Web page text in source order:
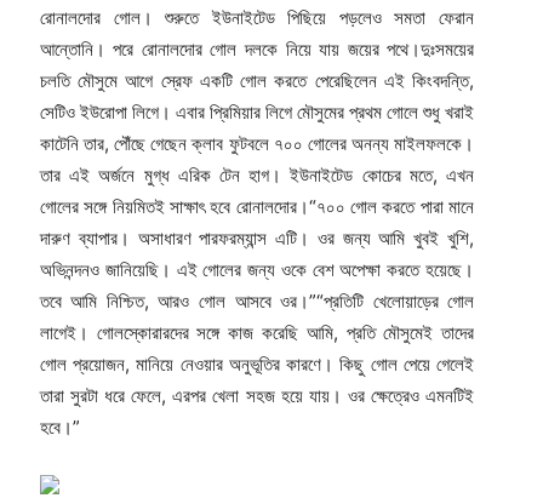
রোনালদোর গোল। শুরুতে ইউনাইটেড পিছিয়ে পড়লেও সমতা ফেরান
আন্তোনি। পরে রোনালদোর গোল দলকে নিয়ে যায় জয়ের পথে।দুঃসময়ের
চলতি মৌসুমে আগে স্রেফ একটি গোল করতে পেরেছিলেন এই কিংবদন্তি,
সেটিও ইউরোপা লিগে। এবার প্রিমিয়ার লিগে মৌসুমের প্রথম গোলে শুধু খরাই
কাটেনি তার, পৌঁছে গেছেন ক্লাব ফুটবলে ৭০০ গোলের অনন্য মাইলফলকে।
তার এই অর্জনে মুগ্ধ এরিক টেন হাগ। ইউনাইটেড কোচের মতে, এখন
গোলের সঙ্গে নিয়মিতই সাক্ষাৎ হবে রোনালদোর।“৭০০ গোল করতে পারা মানে
দারুণ ব্যাপার। অসাধারণ পারফরম্যান্স এটি। ওর জন্য আমি খুবই খুশি,
অভিনন্দনও জানিয়েছি। এই গোলের জন্য ওকে বেশ অপেক্ষা করতে হয়েছে।
তবে আমি নিশ্চিত, আরও গোল আসবে ওর।”“প্রতিটি খেলোয়াড়ের গোল
লাগেই। গোলস্কোরারদের সঙ্গে কাজ করেছি আমি, প্রতি মৌসুমেই তাদের
গোল প্রয়োজন, মানিয়ে নেওয়ার অনুভূতির কারণে। কিছু গোল পেয়ে গেলেই
তারা সুরটা ধরে ফেলে, এরপর খেলা সহজ হয়ে যায়। ওর ক্ষেত্রেও এমনটিই
হবে।”